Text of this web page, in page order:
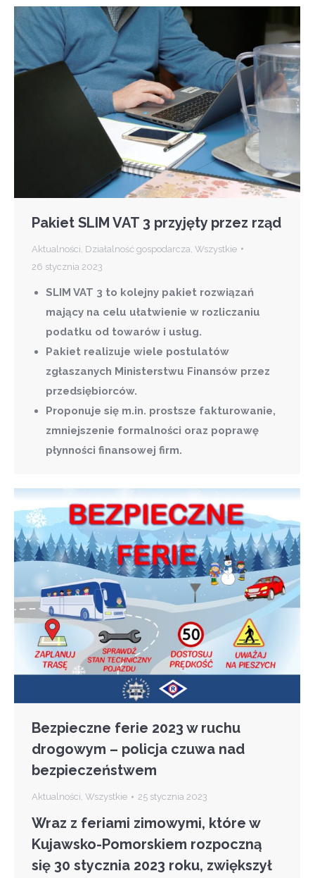
Pakiet SLIM VAT 3 przyjęty przez rząd
Aktualności Działalność gospodarcza Wszystkie
26 stycznia 2023
SLIM VAT 3 to kolejny pakiet rozwiązań
mający na celu ułatwienie w rozliczaniu
podatku od towarów i usług.
Pakiet realizuje wiele postulatów
zgłaszanych Ministerstwu Finansów przez
przedsiębiorców.
Proponuje się m.in. prostsze fakturowanie,
zmniejszenie formalności oraz poprawę
płynności finansowej firm.
Bezpieczne ferie 2023 w ruchu
drogowym – policja czuwa nad
bezpieczeństwem
Aktualności, Wszystkie 25 stycznia 2023
Wraz z feriami zimowymi, które w
Kujawsko-Pomorskiem rozpoczną
się 30 stycznia 2023 roku, zwiększył